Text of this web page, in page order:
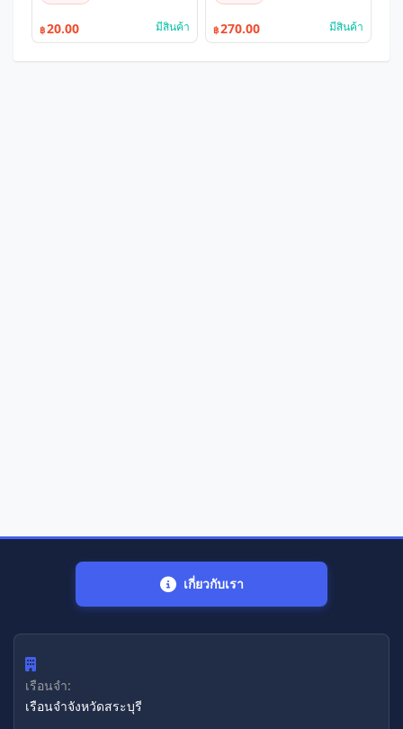
฿20.00 มีสินค้า ฿270.00 มีสินค้า
เกี่ยวกับเรา
เรือนจำ:
เรือนจำจังหวัดสระบุรี